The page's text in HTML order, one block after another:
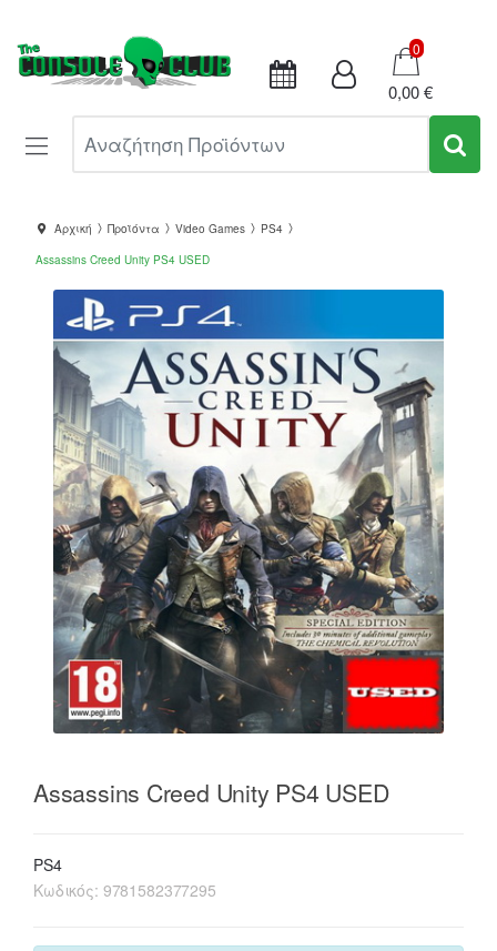
Καλάθι
0
0,00 €
Αρχική Προϊόντα Video Games
PS4
Assassins Creed Unity PS4 USED
Assassins Creed Unity PS4 USED
PS4
Κωδικός: 9781582377295